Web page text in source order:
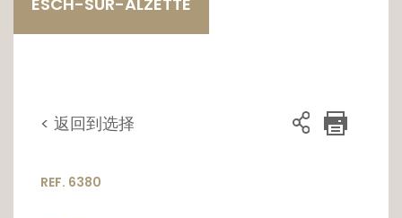
< 返回到选择
REF. 6380